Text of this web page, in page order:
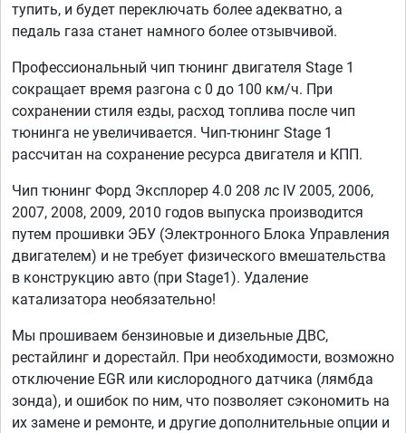
тупить, и будет переключать более адекватно, а
педаль газа станет намного более отзывчивой.
Профессиональный чип тюнинг двигателя Stage 1
сокращает время разгона с 0 до 100 км/ч. При
сохранении стиля езды, расход топлива после чип
тюнинга не увеличивается. Чип-тюнинг Stage 1
рассчитан на сохранение ресурса двигателя и КПП.
Чип тюнинг Форд Эксплорер 4.0 208 лс IV 2005, 2006,
2007, 2008, 2009, 2010 годов выпуска производится
путем прошивки ЭБУ (Электронного Блока Управления
двигателем) и не требует физического вмешательства
в конструкцию авто (при Stage1). Удаление
катализатора необязательно!
Мы прошиваем бензиновые и дизельные ДВС,
рестайлинг и дорестайл. При необходимости, возможно
отключение EGR или кислородного датчика (лямбда
зонда), и ошибок по ним, что позволяет сэкономить на
их замене и ремонте, и другие дополнительные опции и